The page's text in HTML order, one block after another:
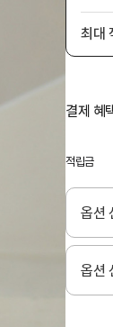
최대
결제 혜
적립금